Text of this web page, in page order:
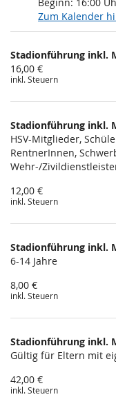
Zum Kalender
Produkte
Produkte
Stadionführung inkl.
16,00 €
inkl. Steuern
Stadionführung inkl.
HSV-Mitglieder,
RentnerInnen,
Wehr-/
12,00 €
inkl. Steuern
Stadionführung inkl.
6-14 Jahre
8,00 €
inkl. Steuern
Stadionführung inkl.
Gültig für Eltern mit
42,00 €
inkl. Steuern